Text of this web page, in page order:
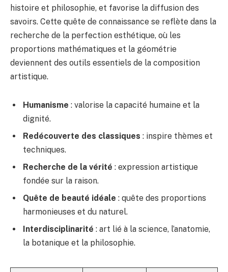
histoire et philosophie, et favorise la diffusion des
savoirs. Cette quête de connaissance se reflète dans la
recherche de la perfection esthétique, où les
proportions mathématiques et la géométrie
deviennent des outils essentiels de la composition
artistique.
Humanisme : valorise la capacité humaine et la
dignité.
Redécouverte des classiques : inspire thèmes et
techniques.
Recherche de la vérité : expression artistique
fondée sur la raison.
Quête de beauté idéale : quête des proportions
harmonieuses et du naturel.
Interdisciplinarité : art lié à la science, l’anatomie,
la botanique et la philosophie.